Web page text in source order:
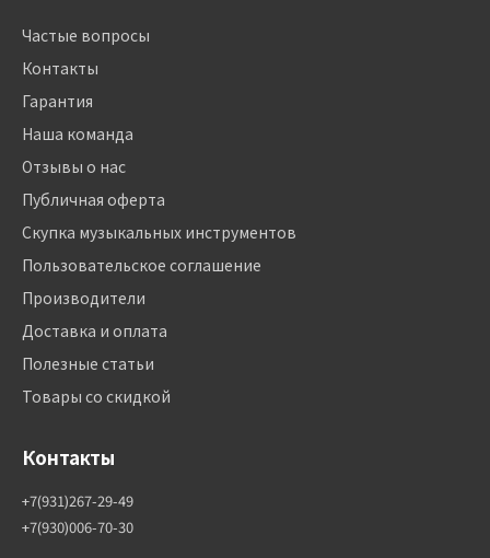
Частые вопросы
Контакты
Гарантия
Наша команда
Отзывы о нас
Публичная оферта
Скупка музыкальных инструментов
Пользовательское соглашение
Производители
Доставка и оплата
Полезные статьи
Товары со скидкой
Контакты
+7(931)267-29-49
+7(930)006-70-30